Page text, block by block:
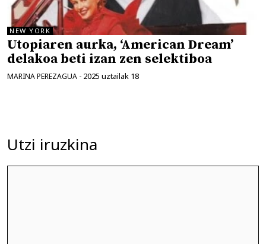
NEW YORK
Utopiaren aurka, ‘American Dream’
delakoa beti izan zen selektiboa
MARINA PEREZAGUA - 2025 uztailak 18
Utzi iruzkina